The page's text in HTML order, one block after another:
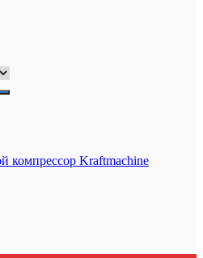
компрессор Kraftmaсhine